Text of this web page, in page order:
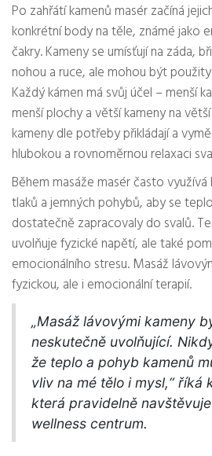
Po zahřátí kamenů masér začíná
konkrétní body na těle, známé jako
čakry. Kameny se umísťují na záda,
nohou a ruce, ale mohou být
Každý kámen má svůj účel – menší
menší plochy a větší kameny na
kameny dle potřeby přikládají a
hlubokou a rovnoměrnou relaxaci
Během masáže masér často
tlaků a jemných pohybů, aby se
dostatečně zapracovaly do svalů.
uvolňuje fyzické napětí, ale také
emocionálního stresu. Masáž
fyzickou, ale i emocionální terapií.
„Masáž lávovými kameny
neskutečně uvolňující.
že teplo a pohyb kamenů
vliv na mé tělo i mysl,“ říká
která pravidelně
wellness centrum.